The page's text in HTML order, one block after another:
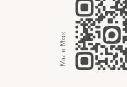
Мы в Max